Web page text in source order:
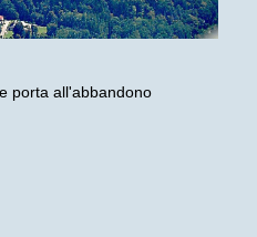
porta all'abbandono